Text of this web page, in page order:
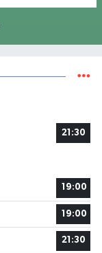
21:30
19:00
19:00
21:30